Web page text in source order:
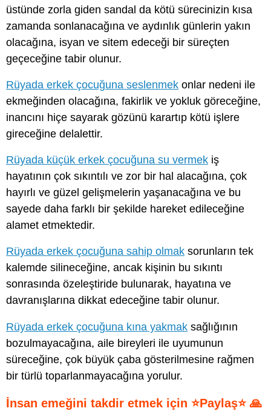
üstünde zorla giden sandal da kötü sürecinizin kısa
zamanda sonlanacağına ve aydınlık günlerin yakın
olacağına, isyan ve sitem edeceği bir süreçten
geçeceğine tabir olunur.
Rüyada erkek çocuğuna seslenmek onlar nedeni ile
ekmeğinden olacağına, fakirlik ve yokluk göreceğine,
inancını hiçe sayarak gözünü karartıp kötü işlere
gireceğine delalettir.
Rüyada küçük erkek çocuğuna su vermek iş
hayatının çok sıkıntılı ve zor bir hal alacağına, çok
hayırlı ve güzel gelişmelerin yaşanacağına ve bu
sayede daha farklı bir şekilde hareket edileceğine
alamet etmektedir.
Rüyada erkek çocuğuna sahip olmak sorunların tek
kalemde silineceğine, ancak kişinin bu sıkıntı
sonrasında özeleştiride bulunarak, hayatına ve
davranışlarına dikkat edeceğine tabir olunur.
Rüyada erkek çocuğuna kına yakmak sağlığının
bozulmayacağına, aile bireyleri ile uyumunun
süreceğine, çok büyük çaba gösterilmesine rağmen
bir türlü toparlanmayacağına yorulur.
İnsan emeğini takdir etmek için ⭐Paylaş⭐ 🙏